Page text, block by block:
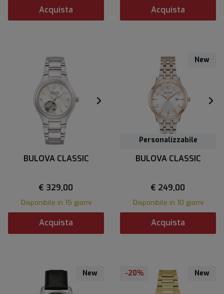
Acquista Acquista
BULOVA CLASSIC
€ 329,00
Disponibile in 15 giorni
Acquista
Personalizzabile
New
BULOVA CLASSIC
€ 249,00
Disponibile in 10 giorni
Acquista
New -20% New